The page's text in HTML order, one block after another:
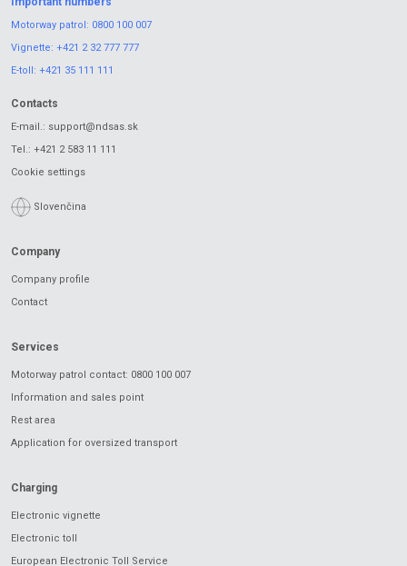
Motorway patrol: 0800 100 007
Vignette: +421 2 32 777 777
E-toll: +421 35 111 111
Contacts
E-mail.: support@ndsas.sk
Tel.: +421 2 583 11 111
Cookie settings
Slovenčina
Company
Company profile
Contact
Services
Motorway patrol contact: 0800 100 007
Information and sales point
Rest area
Application for oversized transport
Charging
Electronic vignette
Electronic toll
European Electronic Toll Service